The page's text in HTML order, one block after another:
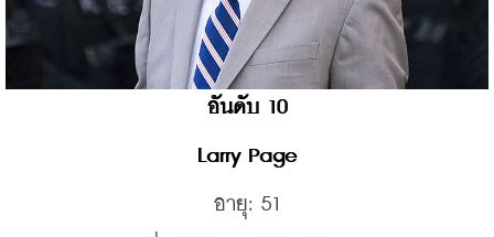
อันดับ 10
Larry Page
อายุ: 51